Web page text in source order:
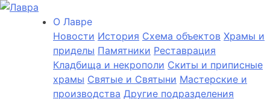
О Лаврe
Новости История Cхема объектов Храмы и
приделы Памятники Реставрация
Кладбища и некрополи Скиты и приписные
храмы Святые и Святыни Мастерские и
производства Другие подразделения